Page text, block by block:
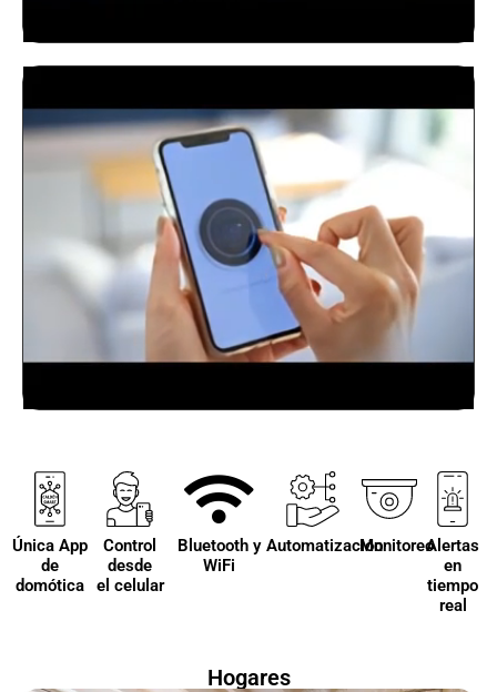
Única App
de
domótica
Control
desde
el celular
Bluetooth y
WiFi
AutomatizaciónMonitoreoAlertas
en
tiempo
real
Hogares